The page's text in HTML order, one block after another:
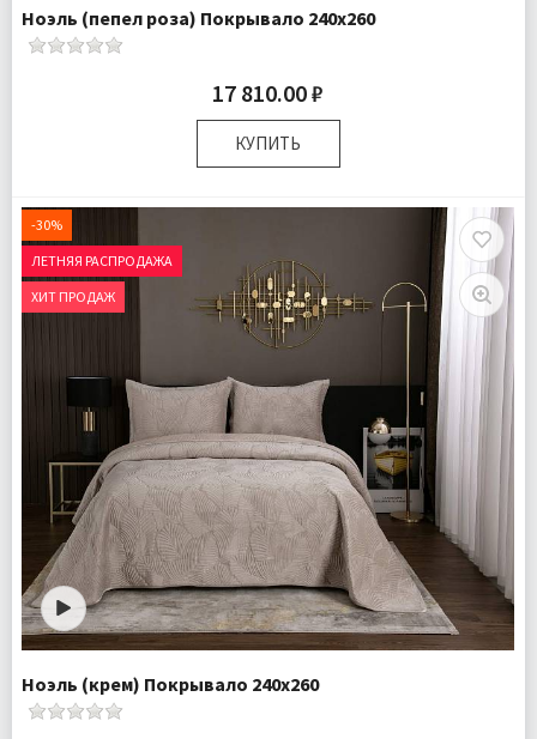
Ноэль (пепел роза) Покрывало 240х260
17 810.00 ₽
КУПИТЬ
Плотность:
430 гр\м
Наполнитель:
Микроволокно 100%
Комплектация:
Покрывало 1 шт Наволочки 2 шт
Ткань:
Велюр
Бесплатно
-30%
ЛЕТНЯЯ РАСПРОДАЖА
ХИТ ПРОДАЖ
Ноэль (крем) Покрывало 240х260